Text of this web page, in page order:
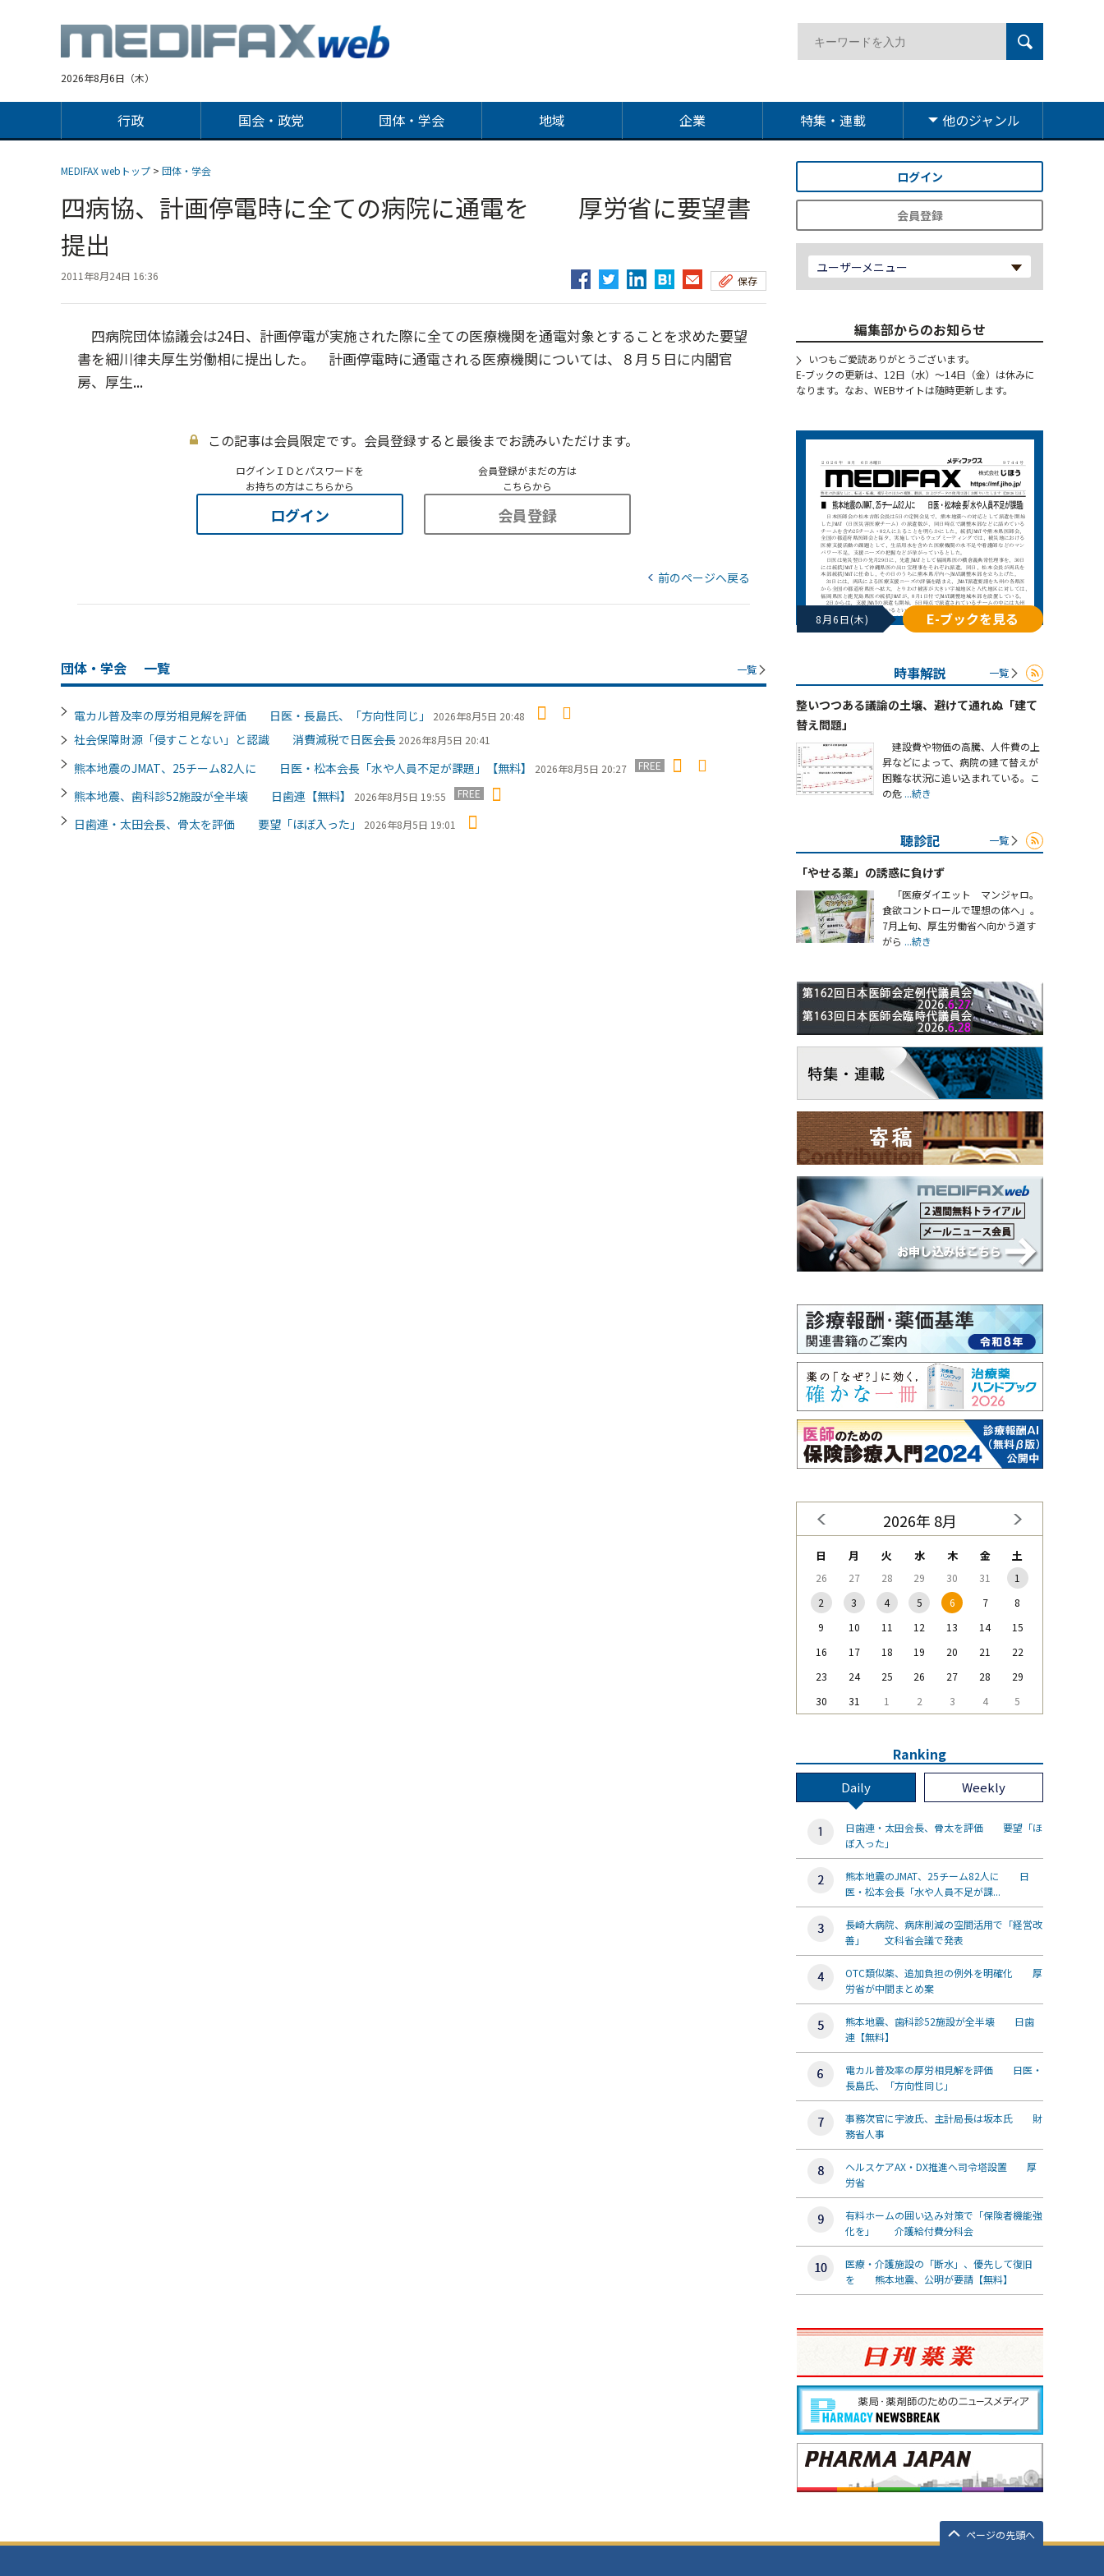
2026年8月6日（木）
行政 国会・政党 団体・学会 地域 企業 特集・連載 他のジャンル
MEDIFAX webトップ > 団体・学会
四病協、計画停電時に全ての病院に通電を 厚労省に要望書
提出
2011年8月24日 16:36 保存
四病院団体協議会は24日、計画停電が実施された際に全ての医療機関を通電対象とすることを求めた要望
書を細川律夫厚生労働相に提出した。 計画停電時に通電される医療機関については、８月５日に内閣官
房、厚生...
この記事は会員限定です。会員登録すると最後までお読みいただけます。
ログインＩＤとパスワードを
お持ちの方はこちらから
ログイン
会員登録がまだの方は
こちらから
会員登録
前のページへ戻る
団体・学会 一覧 一覧
電カル普及率の厚労相見解を評価 日医・長島氏、「方向性同じ」 2026年8月5日 20:48
社会保障財源「侵すことない」と認識 消費減税で日医会長 2026年8月5日 20:41
熊本地震のJMAT、25チーム82人に 日医・松本会長「水や人員不足が課題」【無料】 2026年8月5日 20:27 FREE
熊本地震、歯科診52施設が全半壊 日歯連【無料】 2026年8月5日 19:55 FREE
日歯連・太田会長、骨太を評価 要望「ほぼ入った」 2026年8月5日 19:01
ログイン
会員登録
ユーザーメニュー
編集部からのお知らせ
いつもご愛読ありがとうございます。
E-ブックの更新は、12日（水）～14日（金）は休みに
なります。なお、WEBサイトは随時更新します。
8月6日(木) E-ブックを見る
時事解説 一覧
整いつつある議論の土壌、避けて通れぬ「建て
替え問題」
建設費や物価の高騰、人件費の上
昇などによって、病院の建て替えが
困難な状況に追い込まれている。こ
の危 ...続き
聴診記 一覧
「やせる薬」の誘惑に負けず
「医療ダイエット マンジャロ。
食欲コントロールで理想の体へ」。
7月上旬、厚生労働省へ向かう道す
がら ...続き
2026年 8月
日 月 火 水 木 金 土
26 27 28 29 30 31
1
2
3 4 5 6 7
8
9
10 11 12 13 14
15
16
17 18 19 20 21
22
23
24 25 26 27 28
29
30
31 1 2 3 4 5
Ranking
Daily Weekly
日歯連・太田会長、骨太を評価 要望「ほ
ぼ入った」
熊本地震のJMAT、25チーム82人に 日
医・松本会長「水や人員不足が課...
長崎大病院、病床削減の空間活用で「経営改
善」 文科省会議で発表
OTC類似薬、追加負担の例外を明確化 厚
労省が中間まとめ案
熊本地震、歯科診52施設が全半壊 日歯
連【無料】
電カル普及率の厚労相見解を評価 日医・
長島氏、「方向性同じ」
事務次官に宇波氏、主計局長は坂本氏 財
務省人事
ヘルスケアAX・DX推進へ司令塔設置 厚
労省
有料ホームの囲い込み対策で「保険者機能強
化を」 介護給付費分科会
医療・介護施設の「断水」、優先して復旧
を 熊本地震、公明が要請【無料】
ページの先頭へ